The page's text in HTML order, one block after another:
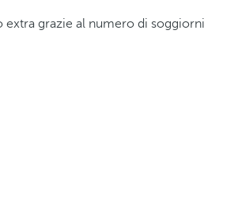
extra grazie al numero di soggiorni